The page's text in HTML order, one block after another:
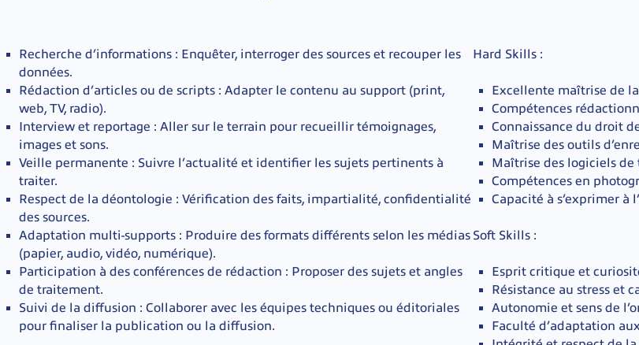
Recherche d’informations : Enquêter, interroger des sources et recouper les
données.
Rédaction d’articles ou de scripts : Adapter le contenu au support (print,
web, TV, radio).
Interview et reportage : Aller sur le terrain pour recueillir témoignages,
images et sons.
Veille permanente : Suivre l’actualité et identifier les sujets pertinents à
traiter.
Respect de la déontologie : Vérification des faits, impartialité, confidentialité
des sources.
Adaptation multi-supports : Produire des formats différents selon les médias
(papier, audio, vidéo, numérique).
Participation à des conférences de rédaction : Proposer des sujets et angles
de traitement.
Suivi de la diffusion : Collaborer avec les équipes techniques ou éditoriales
pour finaliser la publication ou la diffusion.
Hard Skills :
Excellente maîtrise de
Compétences
Connaissance du droit
Maîtrise des outils
Maîtrise des logiciels de
Compétences en
Capacité à s’exprimer à
Soft Skills :
Esprit critique et
Résistance au stress et
Autonomie et sens de
Faculté d’adaptation